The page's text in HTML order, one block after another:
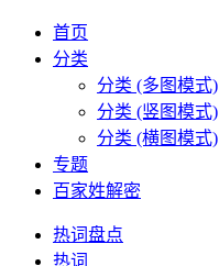
首页
分类
分类 (多图模式)
分类 (竖图模式)
分类 (横图模式)
专题
百家姓解密
热词盘点
热词